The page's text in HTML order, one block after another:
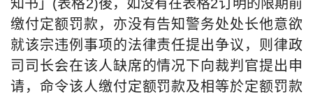
知书」(表格2)後，如没有在表格2订明的限期前
缴付定额罚款，亦没有告知警务处处长他意欲
就该宗违例事项的法律责任提出争议，则律政
司司长会在该人缺席的情况下向裁判官提出申
请，命令该人缴付定额罚款及相等於定额罚款